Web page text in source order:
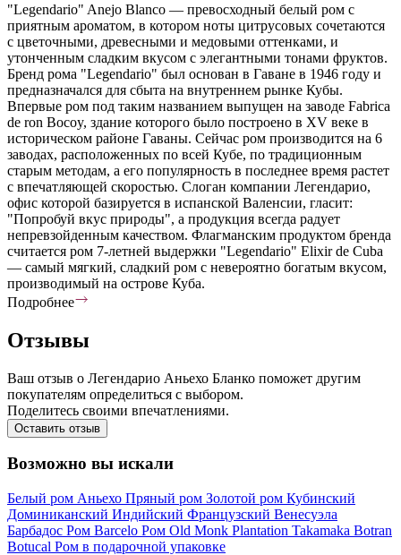
"Legendario" Anejo Blanco — превосходный белый ром с
приятным ароматом, в котором ноты цитрусовых сочетаются
с цветочными, древесными и медовыми оттенками, и
утонченным сладким вкусом с элегантными тонами фруктов.
Бренд рома "Legendario" был основан в Гаване в 1946 году и
предназначался для сбыта на внутреннем рынке Кубы.
Впервые ром под таким названием выпущен на заводе Fabrica
de ron Bocoy, здание которого было построено в XV веке в
историческом районе Гаваны. Сейчас ром производится на 6
заводах, расположенных по всей Кубе, по традиционным
старым методам, а его популярность в последнее время растет
с впечатляющей скоростью. Слоган компании Легендарио,
офис которой базируется в испанской Валенсии, гласит:
"Попробуй вкус природы", а продукция всегда радует
непревзойденным качеством. Флагманским продуктом бренда
считается ром 7-летней выдержки "Legendario" Elixir de Cuba
— самый мягкий, сладкий ром с невероятно богатым вкусом,
производимый на острове Куба.
Подробнее
Отзывы
Ваш отзыв о Легендарио Аньехо Бланко поможет другим
покупателям определиться с выбором.
Поделитесь своими впечатлениями.
Оставить отзыв
Возможно вы искали
Белый ром Аньехо Пряный ром Золотой ром Кубинский
Доминиканский Индийский Французский Венесуэла
Барбадос Ром Barcelo Ром Old Monk Plantation Takamaka Botran
Botucal Ром в подарочной упаковке